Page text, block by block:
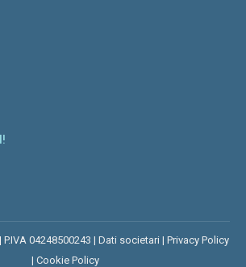
04248500243 | Dati societari | Privacy Policy
| Cookie Policy